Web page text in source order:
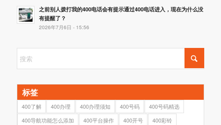
之前别人拨打我的400电话会有提示通过400电话进入，现在为什么没
有提醒了？
2026年7月6日 - 15:56
标签
400了解 400办理 400办理须知 400号码
400号码精选
400导航功能怎么添加
400平台操作 400开号
400彩铃